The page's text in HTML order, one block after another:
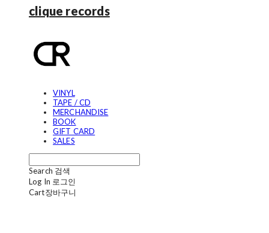
clique records
VINYL
TAPE / CD
MERCHANDISE
BOOK
GIFT CARD
SALES
Search 검색
Log In 로그인
Cart장바구니